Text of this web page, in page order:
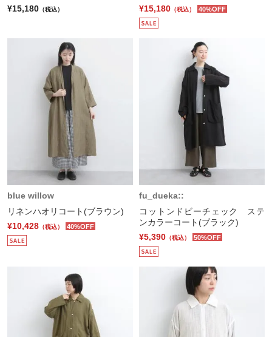
¥15,180 （税込）
¥15,180 （税込） 40%OFF
blue willow
リネンハオリコート(ブラウン)
¥10,428 （税込） 40%OFF
fu_dueka::
コットンドビーチェック ステ
ンカラーコート(ブラック)
¥5,390 （税込） 50%OFF